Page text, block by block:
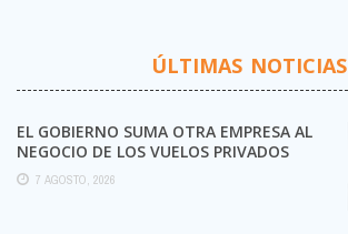
ÚLTIMAS NOTICIAS
EL GOBIERNO SUMA OTRA EMPRESA AL
NEGOCIO DE LOS VUELOS PRIVADOS
7 AGOSTO, 2026